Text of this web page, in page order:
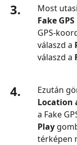
3.
Most
Fake
válaszd a
válaszd a
4. Ezután
Location
a Fake
Play
térképen